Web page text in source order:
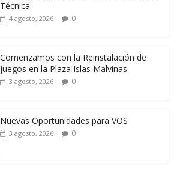
Técnica
4 agosto, 2026 0
Comenzamos con la Reinstalación de
juegos en la Plaza Islas Malvinas
3 agosto, 2026 0
Nuevas Oportunidades para VOS
3 agosto, 2026 0